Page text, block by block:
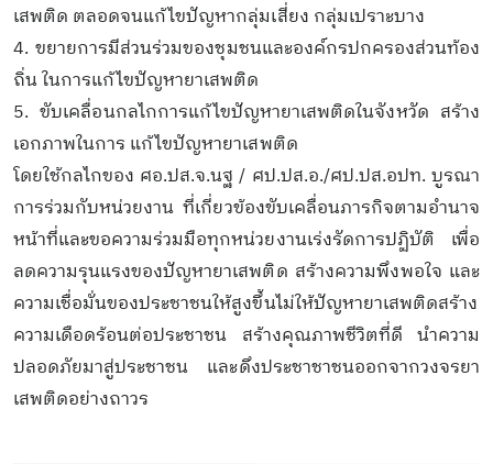
เสพติด ตลอดจนแก้ไขปัญหากลุ่มเสี่ยง กลุ่มเปราะบาง
4. ขยายการมีส่วนร่วมของชุมชนและองค์กรปกครองส่วนท้อง
ถิ่น ในการแก้ไขปัญหายาเสพติด
5. ขับเคลื่อนกลไกการแก้ไขปัญหายาเสพติดในจังหวัด สร้าง
เอกภาพในการ แก้ไขปัญหายาเสพติด
โดยใช้กลไกของ ศอ.ปส.จ.นฐ / ศป.ปส.อ./ศป.ปส.อปท. บูรณา
การร่วมกับหน่วยงาน ที่เกี่ยวข้องขับเคลื่อนภารกิจตามอำนาจ
หน้าที่และขอความร่วมมือทุกหน่วยงานเร่งรัดการปฏิบัติ เพื่อ
ลดความรุนแรงของปัญหายาเสพติด สร้างความพึงพอใจ และ
ความเชื่อมั่นของประชาชนให้สูงขึ้นไม่ให้ปัญหายาเสพติดสร้าง
ความเดือดร้อนต่อประชาชน สร้างคุณภาพชีวิตที่ดี นำความ
ปลอดภัยมาสู่ประชาชน และดึงประชาชาชนออกจากวงจรยา
เสพติดอย่างถาวร